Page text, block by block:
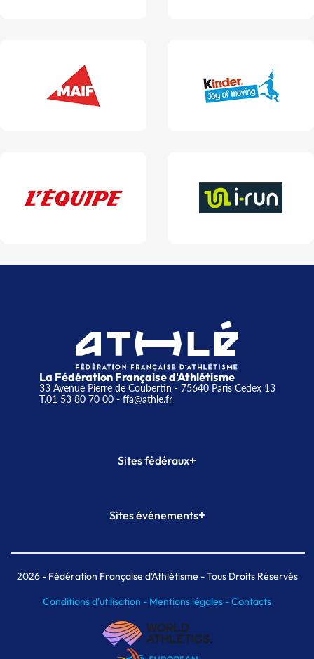
La Fédération Française d'Athlétisme
33 Avenue Pierre de Coubertin - 75640 Paris Cedex 13
T.01 53 80 70 00- ffa@athle.fr
Sites fédéraux+
Plateforme Formation
Sites événements+
Meeting de Paris indoor
MAIF Ekiden de Paris
2026- Fédération Française d'Athlétisme - Tous Droits Réservés
Conditions d'utilisation - Mentions légales -Contacts